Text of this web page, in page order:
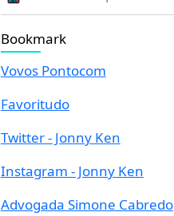
Bookmark
Vovos Pontocom
Favoritudo
Twitter - Jonny Ken
Instagram - Jonny Ken
Advogada Simone Cabredo